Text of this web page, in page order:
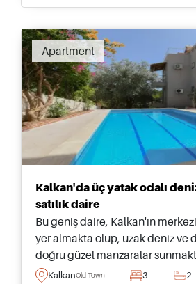
Apartment
Kalkan'da üç yatak odalı
satılık daire
Bu geniş daire, Kalkan'ın
yer almakta olup, uzak deniz ve
doğru güzel manzaralar
mobilyalı olarak piyasada ve
KalkanOld Town 3 2